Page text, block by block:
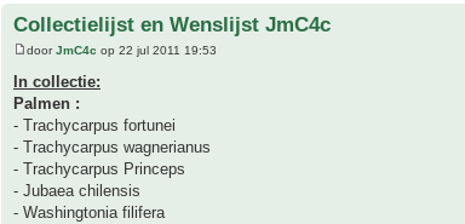
Collectielijst en Wenslijst JmC4c
doorJmC4c op 22 jul 2011 19:53
In collectie:
Palmen :
- Trachycarpus fortunei
- Trachycarpus wagnerianus
- Trachycarpus Princeps
- Jubaea chilensis
- Washingtonia filifera